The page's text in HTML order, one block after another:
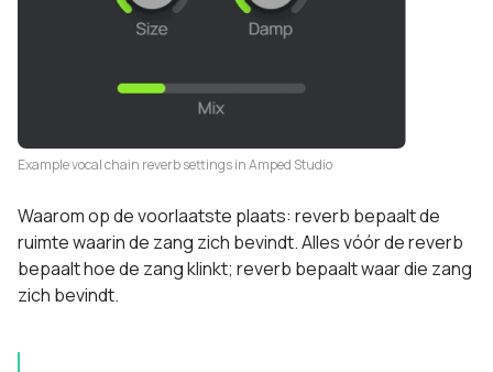
Example vocal chain reverb settings in Amped Studio
Waarom op de voorlaatste plaats: reverb bepaalt de
ruimte waarin de zang zich bevindt. Alles vóór de reverb
bepaalt hoe de zang klinkt; reverb bepaalt waar die zang
zich bevindt.